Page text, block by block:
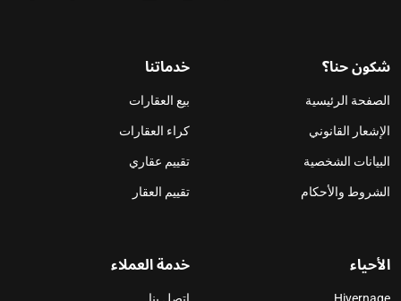
شكون حنا؟
الصفحة الرئيسية
الإشعار القانوني
البيانات الشخصية
الشروط والأحكام
خدماتنا
بيع العقارات
كراء العقارات
تقييم عقاري
تقييم العقار
الأحياء خدمة العملاء